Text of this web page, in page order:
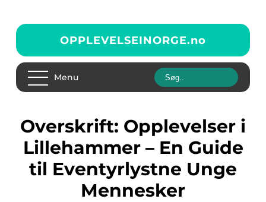
OPPLEVELSEINORGE.no
Menu
Overskrift: Opplevelser i
Lillehammer – En Guide
til Eventyrlystne Unge
Mennesker